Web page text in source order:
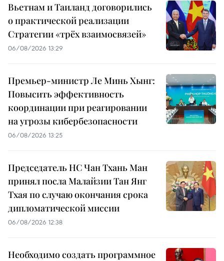
Вьетнам и Таиланд договорились
о практической реализации
Стратегии «трёх взаимосвязей»
06/08/2026 13:29
Премьер-министр Ле Минь Хынг:
Повысить эффективность
координации при реагировании
на угрозы кибербезопасности
06/08/2026 13:25
Председатель НС Чан Тхань Ман
принял посла Малайзии Тан Янг
Тхая по случаю окончания срока
дипломатической миссии
06/08/2026 12:38
Необходимо создать программное